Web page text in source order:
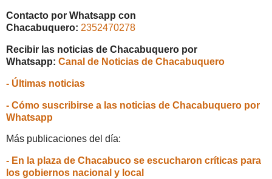
Contacto por Whatsapp con
Chacabuquero: 2352470278
Recibir las noticias de Chacabuquero por
Whatsapp: Canal de Noticias de Chacabuquero
- Últimas noticias
- Cómo suscribirse a las noticias de Chacabuquero por
Whatsapp
Más publicaciones del día:
- En la plaza de Chacabuco se escucharon críticas para
los gobiernos nacional y local